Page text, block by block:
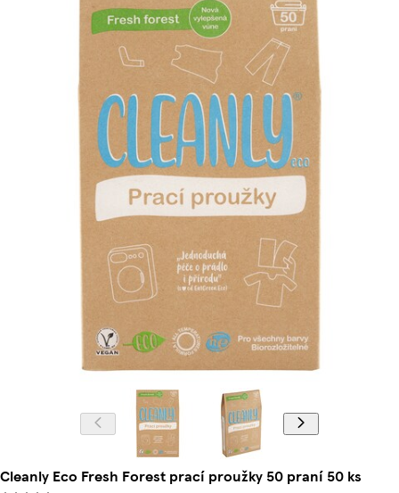
Cleanly Eco Fresh Forest prací proužky 50 praní 50 ks